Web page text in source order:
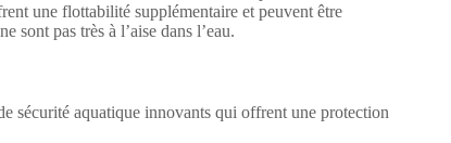
une flottabilité supplémentaire et peuvent être
sont pas très à l’aise dans l’eau.
sécurité aquatique innovants qui offrent une protection